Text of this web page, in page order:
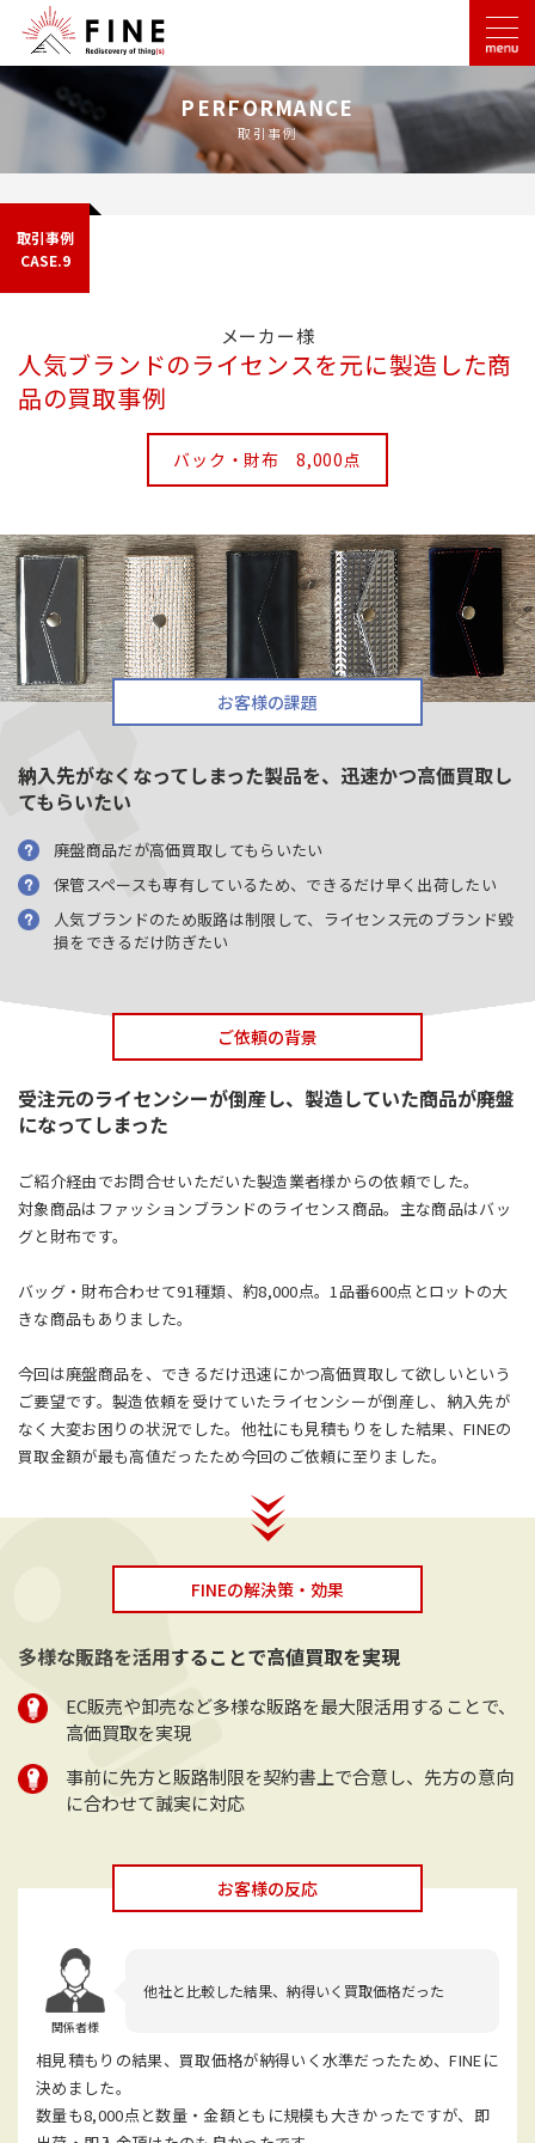
PERFORMANCE
取引事例
取引事例
CASE.9
メーカー様
人気ブランドのライセンスを元に製造した商
品の買取事例
バック・財布 8,000点
お客様の課題
納入先がなくなってしまった製品を、迅速かつ高価買取し
てもらいたい
廃盤商品だが高価買取してもらいたい
保管スペースも専有しているため、できるだけ早く出荷したい
人気ブランドのため販路は制限して、ライセンス元のブランド毀
損をできるだけ防ぎたい
ご依頼の背景
受注元のライセンシーが倒産し、製造していた商品が廃盤
になってしまった
ご紹介経由でお問合せいただいた製造業者様からの依頼でした。
対象商品はファッションブランドのライセンス商品。主な商品はバッ
グと財布です。
バッグ・財布合わせて91種類、約8,000点。1品番600点とロットの大
きな商品もありました。
今回は廃盤商品を、できるだけ迅速にかつ高価買取して欲しいという
ご要望です。製造依頼を受けていたライセンシーが倒産し、納入先が
なく大変お困りの状況でした。他社にも見積もりをした結果、FINEの
買取金額が最も高値だったため今回のご依頼に至りました。
FINEの解決策・効果
多様な販路を活用することで高値買取を実現
EC販売や卸売など多様な販路を最大限活用することで、
高価買取を実現
事前に先方と販路制限を契約書上で合意し、先方の意向
に合わせて誠実に対応
お客様の反応
関係者様
他社と比較した結果、納得いく買取価格だった
相見積もりの結果、買取価格が納得いく水準だったため、FINEに
決めました。
数量も8,000点と数量・金額ともに規模も大きかったですが、即